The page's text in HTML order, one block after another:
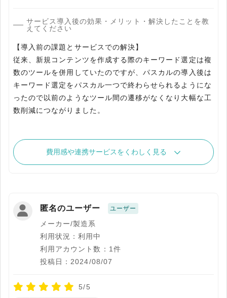
サービス導入後の効果・メリット・解決したことを教
えてください
【導入前の課題とサービスでの解決】
従来、新規コンテンツを作成する際のキーワード選定は複
数のツールを併用していたのですが、パスカルの導入後は
キーワード選定をパスカル一つで終わらせられるようにな
ったので以前のようなツール間の遷移がなくなり大幅な工
数削減につながりました。
費用感や連携サービスをくわしく見る
匿名のユーザー ユーザー
メーカー/製造系
利用状況：利用中
利用アカウント数：1件
投稿日：2024/08/07
5/5